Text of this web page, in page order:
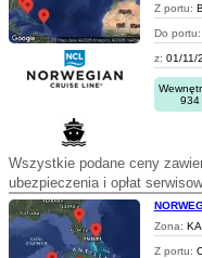
Z portu:
Do portu:
z: 01/11/
934
Wszystkie podane ceny
ubezpieczenia i opłat
Zona:
Z portu: